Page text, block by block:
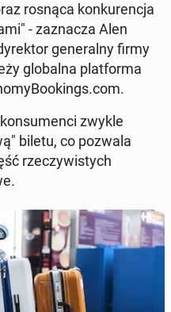
rosnąca konkurenc­ja
- za­z­nacza Alen
gen­er­al­ny firmy
glob­al­na plat­for­ma
zwykle
biletu, co pozwala
rzeczy­wistych